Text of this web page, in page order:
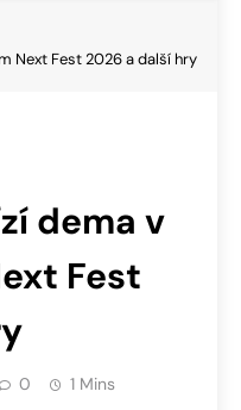
Next Fest 2026 a další hry
dema v
Fest
0 1 Mins